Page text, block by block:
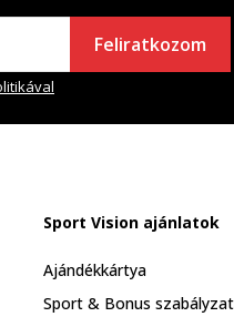
Feliratkozom
Sport Vision ajánlatok
Ajándékkártya
Sport & Bonus